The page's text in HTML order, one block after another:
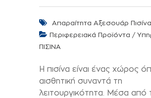
Απαραίτητα Αξεσουάρ
Περιφερειακά Προϊόντα /
ΠΙΣΙΝΑ
Η πισίνα είναι ένας χώρος
αισθητική συναντά τη
λειτουργικότητα. Μέσα από